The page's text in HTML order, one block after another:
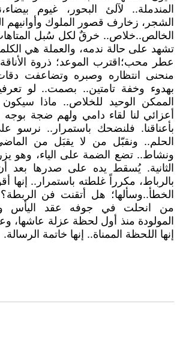
المندملة.. لآلئ البحور، غيوم
الشجر، زخارف قصور الملوك وأوانيهم
الخالص..خلاص.. خرقٌ لكل سُبل
تشهد على حالة ندمه، والعملة هي
عطر محب؛اقترب الموعد؛ ذروة
منحنى انتظاره وصبره وتضاعفت
بهدوء وخفة تامتين.. بصمت.. لو
الممكن الوحيد للخلاص.. ماذا سيكون
أعزائي لنا لقاء دامي ولهم ضجة
بأعناقنا. فلنضحك باستمرار.. نرسو
الحلم.. ونقبّل من لا يقبَل من
ونشاط.. تضع الضمة على الياء، وهو
الثانية. يُسقط يده على صدرها بعد
بالرباط، مكرراً غلطته باستمرار.. إنها
الخطأ..وسألها؛ هل أتقنت فن
من انحلت في جوفه عقد اليأس
المولودة منذ أول لحظة عزلة عاشها،
إنها اللحظة الممناة.. إنها خاتمة الرسالة.